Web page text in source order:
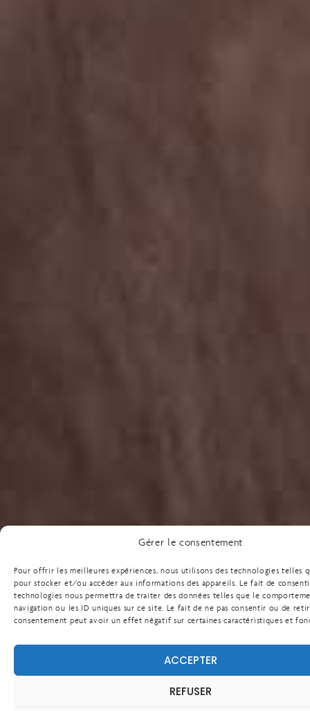
Gérer le consentement
Pour offrir les meilleures expériences, nous utilisons des technologies telles
pour stocker et/ou accéder aux informations des appareils. Le fait de
technologies nous permettra de traiter des données telles que le
navigation ou les ID uniques sur ce site. Le fait de ne pas consentir ou de
consentement peut avoir un effet négatif sur certaines caractéristiques et
ACCEPTER
REFUSER